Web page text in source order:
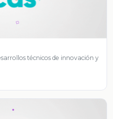
técnicos de innovación y